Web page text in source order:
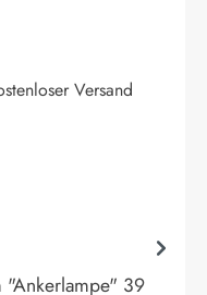
Versand
"Ankerlampe" 39